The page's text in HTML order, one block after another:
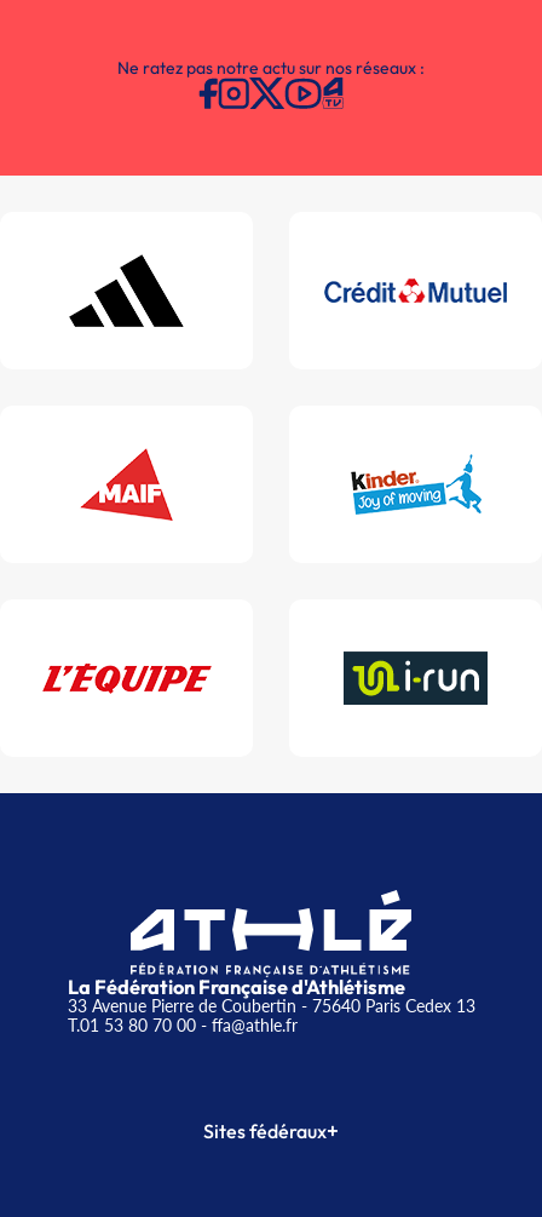
Ne ratez pas notre actu sur nos réseaux :
La Fédération Française d'Athlétisme
33 Avenue Pierre de Coubertin - 75640 Paris Cedex 13
T.01 53 80 70 00- ffa@athle.fr
Sites fédéraux+